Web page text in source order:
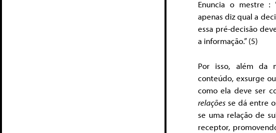
Enuncia o mestre :
apenas diz qual a
essa pré-decisão
a informação.” (5)
Por isso, além da
conteúdo, exsurge
como ela deve ser
relações se dá entre
se uma relação de
receptor,